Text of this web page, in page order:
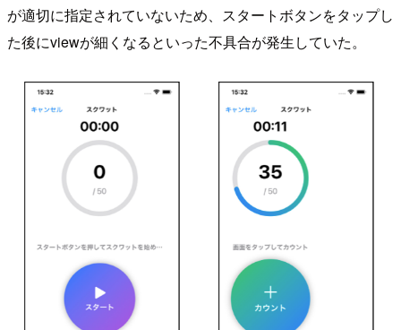
が適切に指定されていないため、スタートボタンをタップし
た後にviewが細くなるといった不具合が発生していた。